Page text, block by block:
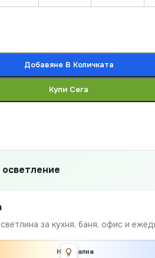
Добавяне В Количката
Купи Сега
за кухня, баня, офис и
Неутрална